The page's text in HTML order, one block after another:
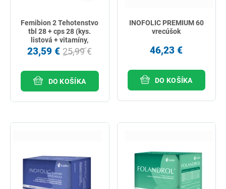
Femibion 2 Tehotenstvo
tbl 28 + cps 28 (kys.
listová + vitamíny,
minerály + DHA) 56 ks
23,59 € 25,99 €
DO KOŠÍKA
INOFOLIC PREMIUM 60
vrecúšok
46,23 €
DO KOŠÍKA